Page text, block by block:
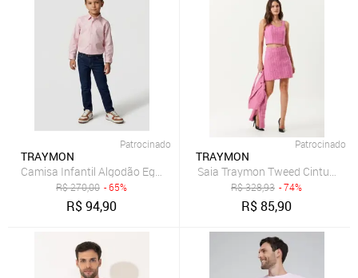
Patrocinado
TRAYMON
Camisa Infantil Algodão Egípcio - Rosa Claro - 06
R$270,00 - 65%
R$94,90
Patrocinado
TRAYMON
Saia Traymon Tweed Cintura
R$328,93 - 74%
R$85,90